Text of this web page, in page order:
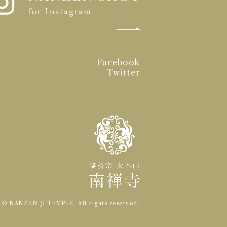
Facebook
Twitter
NANZEN-JI TEMPLE. All rights reserved.